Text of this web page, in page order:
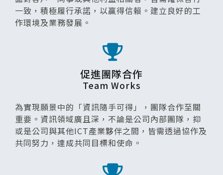
一致，積極履行承諾，以贏得信賴。建立良好的工
作環境及業務發展。
促進團隊合作
Team Works
為實現願景中的「資訊隨手可得」，團隊合作至關
重要。資訊領域廣且深，不論是公司內部團隊，抑
或是公司與其他ICT產業夥伴之間，皆需透過協作及
共同努力，達成共同目標和使命。